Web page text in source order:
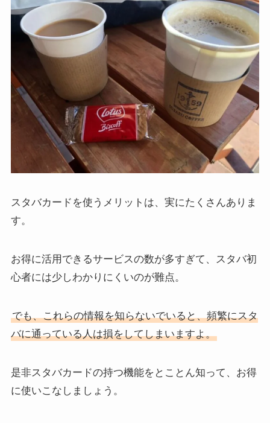
スタバカードを使うメリットは、実にたくさんありま
す。
お得に活用できるサービスの数が多すぎて、スタバ初
心者には少しわかりにくいのが難点。
でも、これらの情報を知らないでいると、頻繁にスタ
バに通っている人は損をしてしまいますよ。
是非スタバカードの持つ機能をとことん知って、お得
に使いこなしましょう。